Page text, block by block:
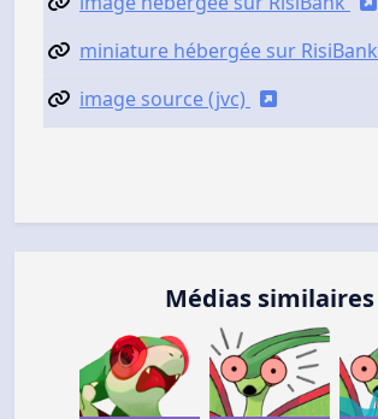
miniature hébergée sur RisiBank
image source (jvc)
Médias similaires